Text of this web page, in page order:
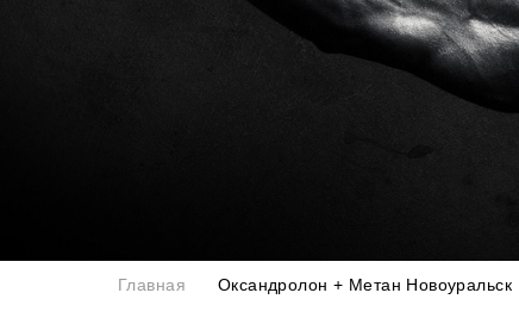
Главная Оксандролон + Метан Новоуральск